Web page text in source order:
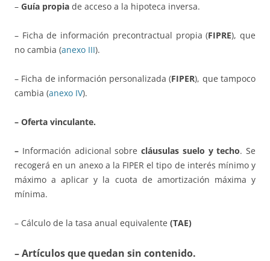
– Guía propia de acceso a la hipoteca inversa.
– Ficha de información precontractual propia (FIPRE), que
no cambia (anexo III).
– Ficha de información personalizada (FIPER), que tampoco
cambia (anexo IV).
– Oferta vinculante.
– Información adicional sobre cláusulas suelo y techo. Se
recogerá en un anexo a la FIPER el tipo de interés mínimo y
máximo a aplicar y la cuota de amortización máxima y
mínima.
– Cálculo de la tasa anual equivalente (TAE)
– Artículos que quedan sin contenido.